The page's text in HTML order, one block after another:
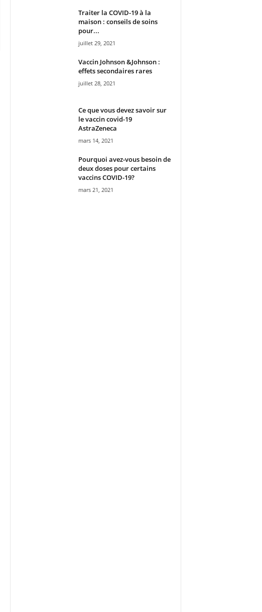
Traiter la COVID-19 à la
maison : conseils de soins
pour...
juillet 29, 2021
Vaccin Johnson &Johnson :
effets secondaires rares
juillet 28, 2021
Ce que vous devez savoir sur
le vaccin covid-19
AstraZeneca
mars 14, 2021
Pourquoi avez-vous besoin de
deux doses pour certains
vaccins COVID-19?
mars 21, 2021